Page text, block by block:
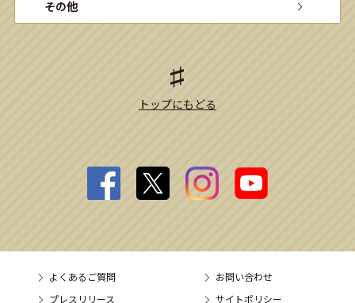
その他
トップにもどる
よくあるご質問
お問い合わせ
プレスリリース
サイトポリシー